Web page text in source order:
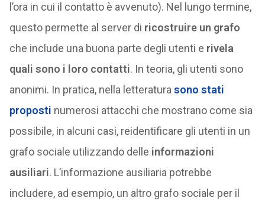
l’ora in cui il contatto è avvenuto). Nel lungo termine,
questo permette al server di ricostruire un grafo
che include una buona parte degli utenti e rivela
quali sono i loro contatti. In teoria, gli utenti sono
anonimi. In pratica, nella letteratura sono stati
proposti numerosi attacchi che mostrano come sia
possibile, in alcuni casi, reidentificare gli utenti in un
grafo sociale utilizzando delle informazioni
ausiliari. L’informazione ausiliaria potrebbe
includere, ad esempio, un altro grafo sociale per il